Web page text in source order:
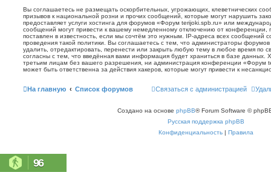
Вы соглашаетесь не размещать оскорбительных, угрожающих, клеветнических
призывов к национальной розни и прочих сообщений, которые могут нарушить
предоставляет услуги хостинга для форумов «Форум terijoki.spb.ru» или
сообщений могут привести к вашему немедленному отключению от конференции,
поставлен в известность, если мы сочтём это нужным. IP-адреса всех сообщений
проведения такой политики. Вы соглашаетесь с тем, что администраторы
удалить, отредактировать, перенести или закрыть любую тему в любое время по
согласны с тем, что введённая вами информация будет храниться в базе данных.
третьим лицам без вашего разрешения, ни администрация конференции «Форум
может быть ответственна за действия хакеров, которые могут привести к
На главную Список форумов Связаться с администрацией
Создано на основе phpBB® Forum Software ©
Русская поддержка phpBB
Конфиденциальность | Правила
96